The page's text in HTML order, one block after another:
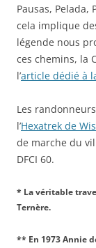
Pausas, Pelada,
cela implique
légende nous
ces chemins, la
l’article dédié à
Les
l’Hexatrek de
de marche du
DFCI 60.
* La véritable
Ternère.
** En 1973 Annie